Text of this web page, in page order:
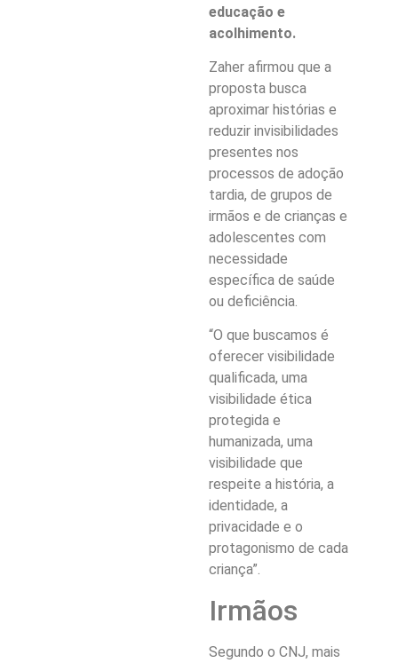
educação e
acolhimento.
Zaher afirmou que a
proposta busca
aproximar histórias e
reduzir invisibilidades
presentes nos
processos de adoção
tardia, de grupos de
irmãos e de crianças e
adolescentes com
necessidade
específica de saúde
ou deficiência.
“O que buscamos é
oferecer visibilidade
qualificada, uma
visibilidade ética
protegida e
humanizada, uma
visibilidade que
respeite a história, a
identidade, a
privacidade e o
protagonismo de cada
criança”.
Irmãos
Segundo o CNJ, mais